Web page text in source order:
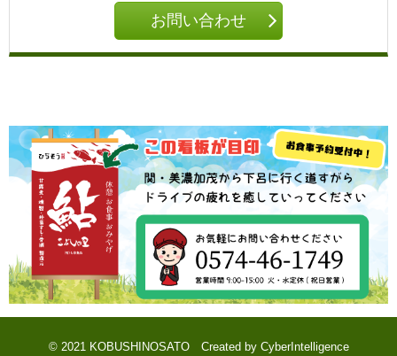
お問い合わせ
© 2021 KOBUSHINOSATO Created by CyberIntelligence